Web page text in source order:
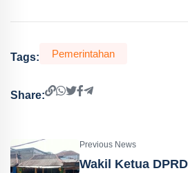
Tags: Pemerintahan
Share:
Previous News
Wakil Ketua